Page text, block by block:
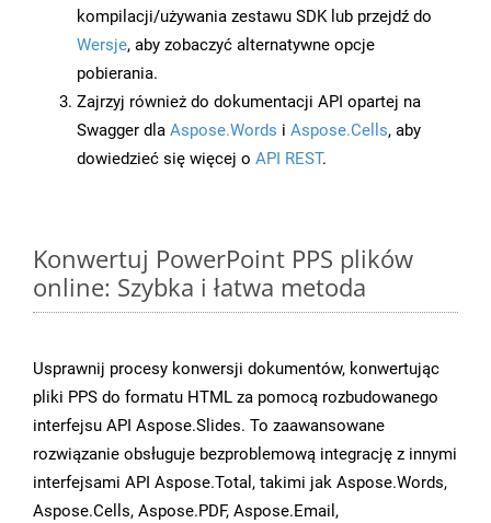
kompilacji/używania zestawu SDK lub przejdź do
Wersje, aby zobaczyć alternatywne opcje
pobierania.
Zajrzyj również do dokumentacji API opartej na
Swagger dla Aspose.Words i Aspose.Cells, aby
dowiedzieć się więcej o API REST.
Konwertuj PowerPoint PPS plików
online: Szybka i łatwa metoda
Usprawnij procesy konwersji dokumentów, konwertując
pliki PPS do formatu HTML za pomocą rozbudowanego
interfejsu API Aspose.Slides. To zaawansowane
rozwiązanie obsługuje bezproblemową integrację z innymi
interfejsami API Aspose.Total, takimi jak Aspose.Words,
Aspose.Cells, Aspose.PDF, Aspose.Email,